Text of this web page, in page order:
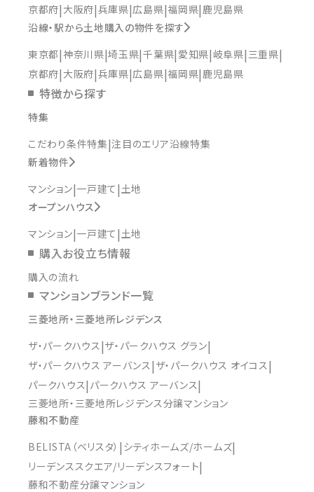
京都府 大阪府 兵庫県 広島県 福岡県 鹿児島県
沿線・駅から土地購入の物件を探す
東京都 神奈川県 埼玉県 千葉県 愛知県 岐阜県 三重県
京都府 大阪府 兵庫県 広島県 福岡県 鹿児島県
特徴から探す
特集
こだわり条件特集 注目のエリア沿線特集
新着物件
マンション 一戸建て 土地
オープンハウス
マンション 一戸建て 土地
購入お役立ち情報
購入の流れ
マンションブランド一覧
三菱地所・三菱地所レジデンス
ザ・パークハウス ザ・パークハウス グラン
ザ・パークハウス アーバンス ザ・パークハウス オイコス
パークハウス パークハウス アーバンス
三菱地所・三菱地所レジデンス分譲マンション
藤和不動産
BELISTA（ベリスタ） シティホームズ/ホームズ
リーデンススクエア/リーデンスフォート
藤和不動産分譲マンション